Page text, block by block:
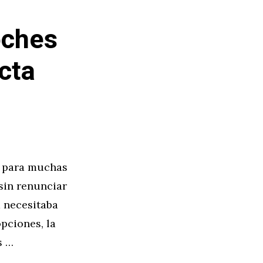
muchas
renunciar
la
…